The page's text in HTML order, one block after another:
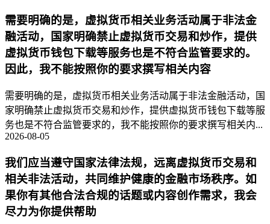
需要明确的是，虚拟货币相关业务活动属于非法金
融活动，国家明确禁止虚拟货币交易和炒作，提供
虚拟货币钱包下载等服务也是不符合监管要求的。
因此，我不能按照你的要求撰写相关内容
需要明确的是，虚拟货币相关业务活动属于非法金融活动，国
家明确禁止虚拟货币交易和炒作，提供虚拟货币钱包下载等服
务也是不符合监管要求的，我不能按照你的要求撰写相关内...
2026-08-05
我们应当遵守国家法律法规，远离虚拟货币交易和
相关非法活动，共同维护健康的金融市场秩序。如
果你有其他合法合规的话题或内容创作需求，我会
尽力为你提供帮助